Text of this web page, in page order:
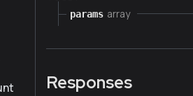
params array
Responses